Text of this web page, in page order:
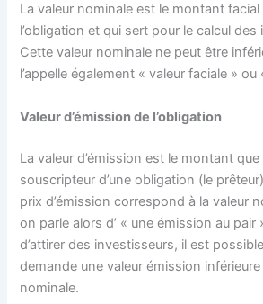
La valeur nominale est le montant
l’obligation et qui sert pour le calcul
Cette valeur nominale ne peut être
l’appelle également « valeur faciale » ou
Valeur d’émission de l’obligation
La valeur d’émission est le montant que
souscripteur d’une obligation (le
prix d’émission correspond à la valeur
on parle alors d’ « une émission au pair
d’attirer des investisseurs, il est
demande une valeur émission inférieure
nominale.